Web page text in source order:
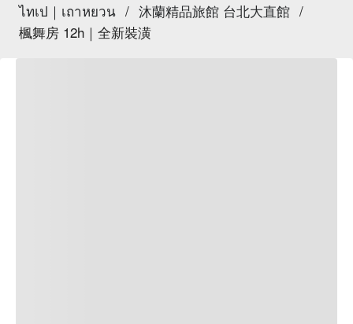
ไทเป｜เถาหยวน / 沐蘭精品旅館 台北大直館 /
楓舞房 12h｜全新裝潢